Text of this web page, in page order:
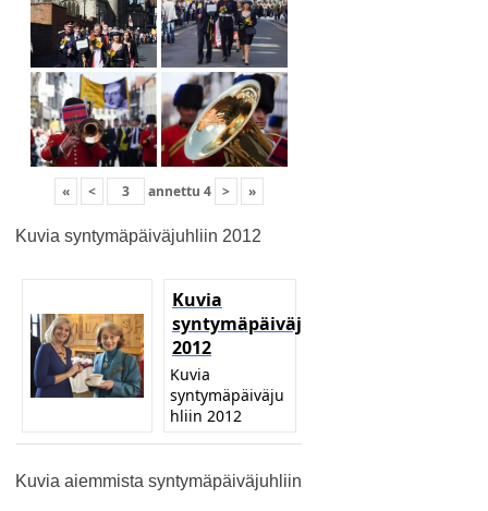
« < annettu 4 > »
Kuvia syntymäpäiväjuhliin 2012
Kuvia
syntymäpäiväjuhliin
2012
Kuvia
syntymäpäiväju
hliin 2012
Kuvia aiemmista syntymäpäiväjuhliin